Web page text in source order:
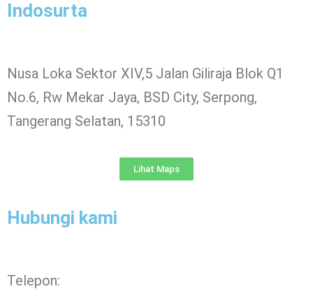
Indosurta
Nusa Loka Sektor XIV,5 Jalan Giliraja Blok Q1
No.6, Rw Mekar Jaya, BSD City, Serpong,
Tangerang Selatan, 15310
Lihat Maps
Hubungi kami
Telepon: